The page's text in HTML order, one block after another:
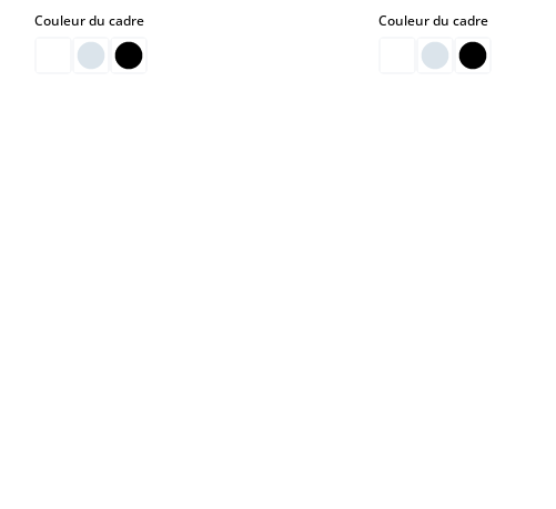
Couleur du cadreselect Couleur du cadreselect